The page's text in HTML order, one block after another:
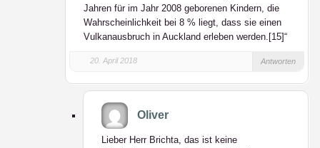
Jahren für im Jahr 2008 geborenen Kindern, die
Wahrscheinlichkeit bei 8 % liegt, dass sie einen
Vulkanausbruch in Auckland erleben werden.[15]“
20. April 2018 Antworten
Oliver
Lieber Herr Brichta, das ist keine